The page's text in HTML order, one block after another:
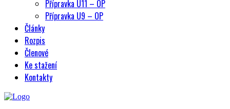
Přípravka U11 – OP
Přípravka U9 – OP
Články
Rozpis
Členové
Ke stažení
Kontakty